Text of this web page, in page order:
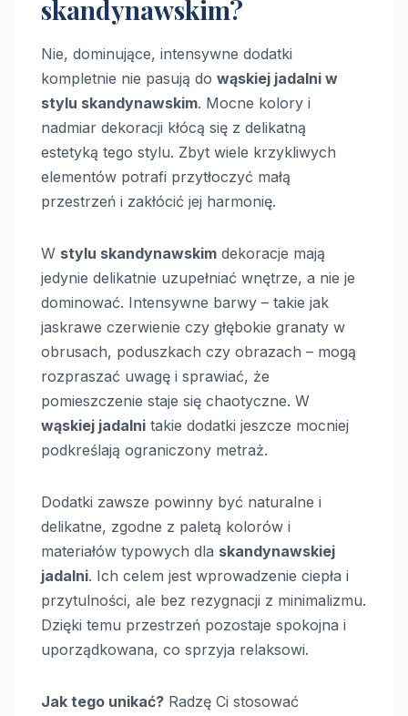
skandynawskim?
Nie, dominujące, intensywne dodatki
kompletnie nie pasują do wąskiej jadalni w
stylu skandynawskim. Mocne kolory i
nadmiar dekoracji kłócą się z delikatną
estetyką tego stylu. Zbyt wiele krzykliwych
elementów potrafi przytłoczyć małą
przestrzeń i zakłócić jej harmonię.
W stylu skandynawskim dekoracje mają
jedynie delikatnie uzupełniać wnętrze, a nie je
dominować. Intensywne barwy – takie jak
jaskrawe czerwienie czy głębokie granaty w
obrusach, poduszkach czy obrazach – mogą
rozpraszać uwagę i sprawiać, że
pomieszczenie staje się chaotyczne. W
wąskiej jadalni takie dodatki jeszcze mocniej
podkreślają ograniczony metraż.
Dodatki zawsze powinny być naturalne i
delikatne, zgodne z paletą kolorów i
materiałów typowych dla skandynawskiej
jadalni. Ich celem jest wprowadzenie ciepła i
przytulności, ale bez rezygnacji z minimalizmu.
Dzięki temu przestrzeń pozostaje spokojna i
uporządkowana, co sprzyja relaksowi.
Jak tego unikać? Radzę Ci stosować